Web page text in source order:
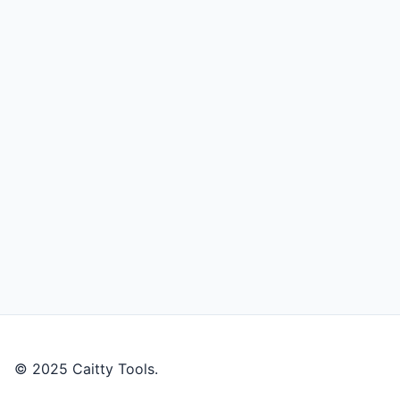
© 2025 Caitty Tools.